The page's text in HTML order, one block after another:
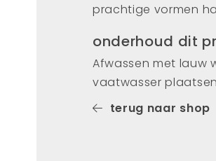
prachtige vormen
onderhoud dit
Afwassen met lauw
vaatwasser
terug naar shop